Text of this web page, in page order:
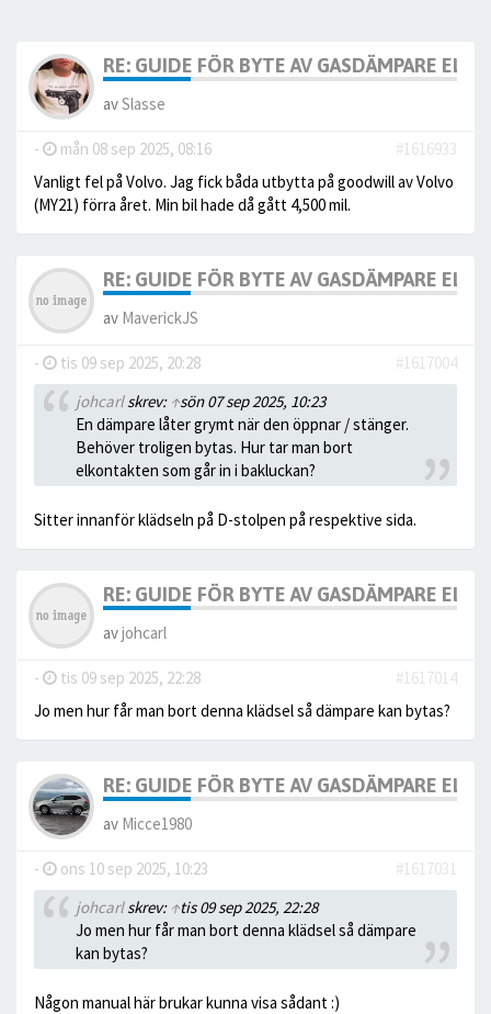
RE: GUIDE FÖR BYTE AV GASDÄMPARE
avSlasse
- mån 08 sep 2025, 08:16
#1616933
Vanligt fel på Volvo. Jag fick båda utbytta på goodwill av Volvo
(MY21) förra året. Min bil hade då gått 4,500 mil.
RE: GUIDE FÖR BYTE AV GASDÄMPARE
av MaverickJS
- tis 09 sep 2025, 20:28
#1617004
johcarlskrev: ↑sön 07 sep 2025, 10:23
En dämpare låter grymt när den öppnar / stänger.
Behöver troligen bytas. Hur tar man bort
elkontakten som går in i bakluckan?
Sitter innanför klädseln på D-stolpen på respektive sida.
RE: GUIDE FÖR BYTE AV GASDÄMPARE
avjohcarl
- tis 09 sep 2025, 22:28
#1617014
Jo men hur får man bort denna klädsel så dämpare kan bytas?
RE: GUIDE FÖR BYTE AV GASDÄMPARE
av Micce1980
- ons 10 sep 2025, 10:23
#1617031
johcarlskrev: ↑tis 09 sep 2025, 22:28
Jo men hur får man bort denna klädsel så dämpare
kan bytas?
Någon manual här brukar kunna visa sådant :)